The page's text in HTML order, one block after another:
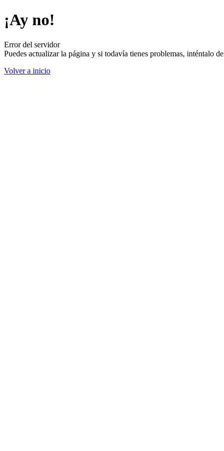
¡Ay no!
Error del servidor
Puedes actualizar la página y si todavía tienes problemas, inténtalo
Volver a inicio